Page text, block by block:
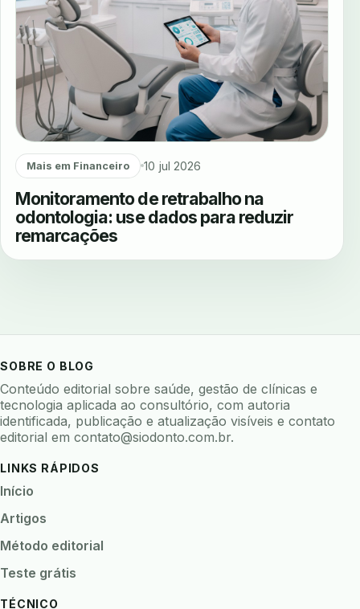
Mais em Financeiro 10 jul 2026
Monitoramento de retrabalho na
odontologia: use dados para reduzir
remarcações
SOBRE O BLOG
Conteúdo editorial sobre saúde, gestão de clínicas e
tecnologia aplicada ao consultório, com autoria
identificada, publicação e atualização visíveis e contato
editorial em contato@siodonto.com.br.
LINKS RÁPIDOS
Início
Artigos
Método editorial
Teste grátis
TÉCNICO